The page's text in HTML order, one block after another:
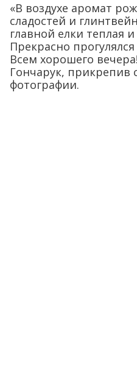
«В воздухе аромат
сладостей и
главной елки теплая
Прекрасно
Всем хорошего
Гончарук, прикрепив
фотографии.